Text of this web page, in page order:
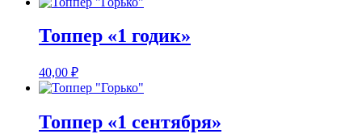
Топпер «1 годик»
40,00 ₽
Топпер «1 сентября»